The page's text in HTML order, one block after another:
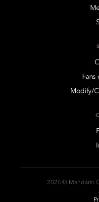
Modify/
2026 © Mandarin